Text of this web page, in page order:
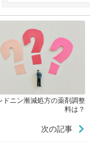
ドニン漸減処方の薬剤調整
料は？
次の記事